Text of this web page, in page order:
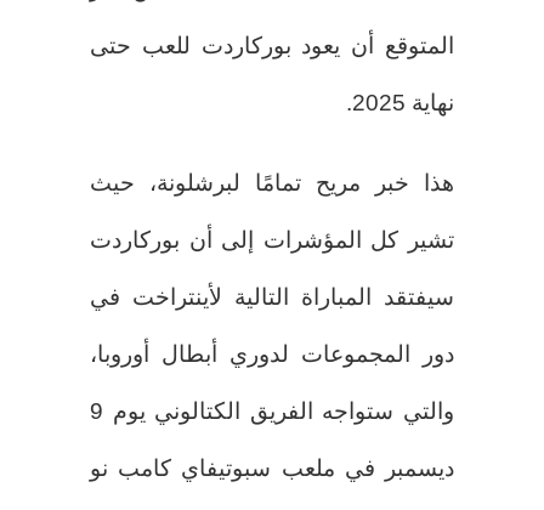
المتوقع أن يعود بوركاردت للعب حتى
نهاية 2025.
هذا خبر مريح تمامًا لبرشلونة، حيث
تشير كل المؤشرات إلى أن بوركاردت
سيفتقد المباراة التالية لأينتراخت في
دور المجموعات لدوري أبطال أوروبا،
والتي ستواجه الفريق الكتالوني يوم 9
ديسمبر في ملعب سبوتيفاي كامب نو